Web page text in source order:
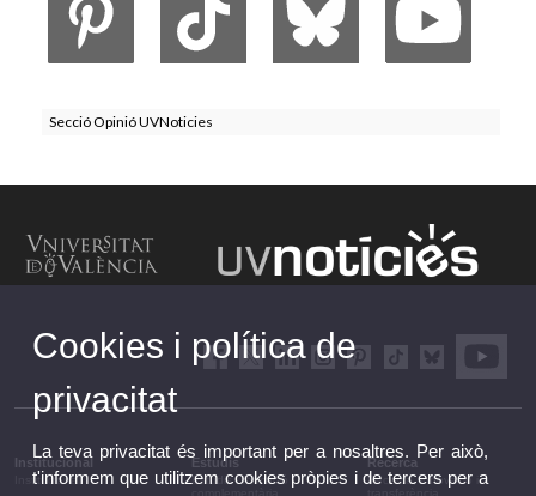
Secció Opinió UVNoticies
Institucional
Institucional
Estudis
Estudis i formació
Recerca
Recerca, innovació i
Cookies i política de
privacitat
La teva privacitat és important per a nosaltres. Per això,
t'informem que utilitzem cookies pròpies i de tercers per a